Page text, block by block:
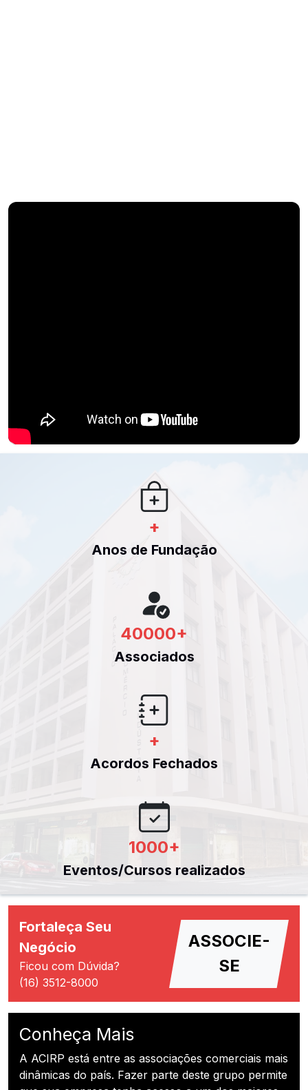
+
Anos de Fundação
40000+
Associados
+
Acordos Fechados
1000+
Eventos/Cursos realizados
Fortaleça Seu
Negócio
Ficou com Dúvida?
(16) 3512-8000
ASSOCIE-
SE
Conheça Mais
A ACIRP está entre as associações comerciais mais
dinâmicas do país. Fazer parte deste grupo permite